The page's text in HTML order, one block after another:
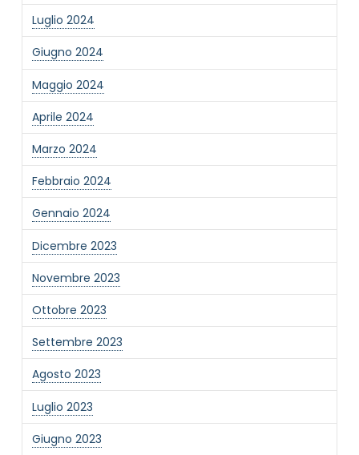
Luglio 2024
Giugno 2024
Maggio 2024
Aprile 2024
Marzo 2024
Febbraio 2024
Gennaio 2024
Dicembre 2023
Novembre 2023
Ottobre 2023
Settembre 2023
Agosto 2023
Luglio 2023
Giugno 2023